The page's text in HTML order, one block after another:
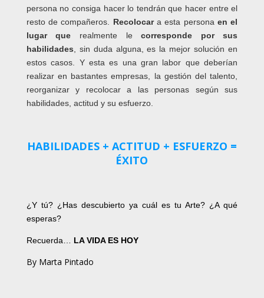
persona no consiga hacer lo tendrán que hacer entre el
resto de compañeros. Recolocara esta persona en el
lugar
que realmente lecorresponde por sus
habilidades , sin duda alguna, es la mejor solución en
estos casos. Y esta es una gran labor que deberían
realizar en bastantes empresas, la gestión del talento,
reorganizar y recolocar a las personas según sus
habilidades, actitud y su esfuerzo.
HABILIDADES + ACTITUD + ESFUERZO =
ÉXITO
¿Y tú? ¿Has descubierto ya cuál es tu Arte? ¿A qué
esperas?
Recuerda… LA VIDA ES HOY
By Marta Pintado